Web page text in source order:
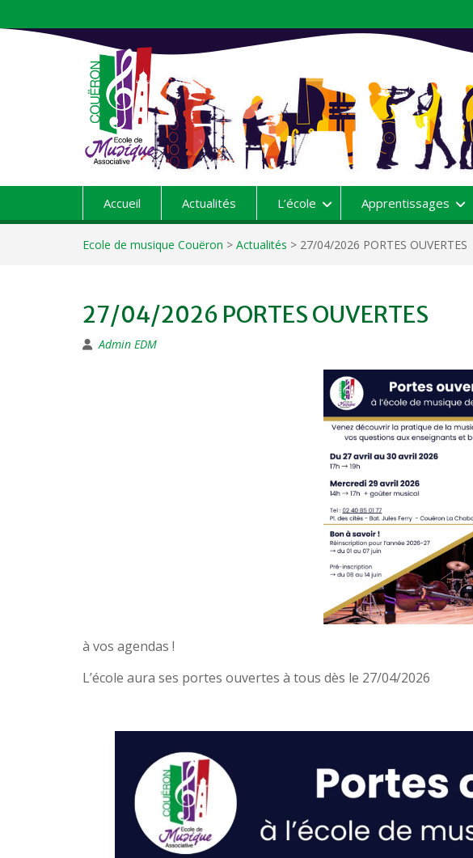
au
Accueil Actualités L’école Apprentissages
Ecole de musique Couëron > Actualités > 27/04/2026 PORTES OUVERTES
27/04/2026 PORTES OUVERTES
Admin EDM
à vos agendas !
L’école aura ses portes ouvertes à tous dès le 27/04/2026